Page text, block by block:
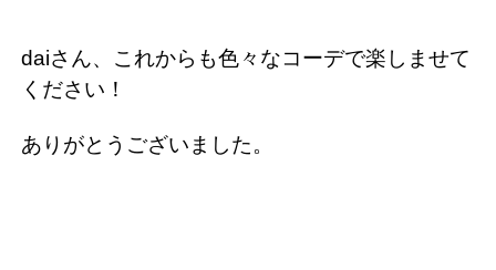
daiさん、これからも色々なコーデで楽しませて
ください！
ありがとうございました。